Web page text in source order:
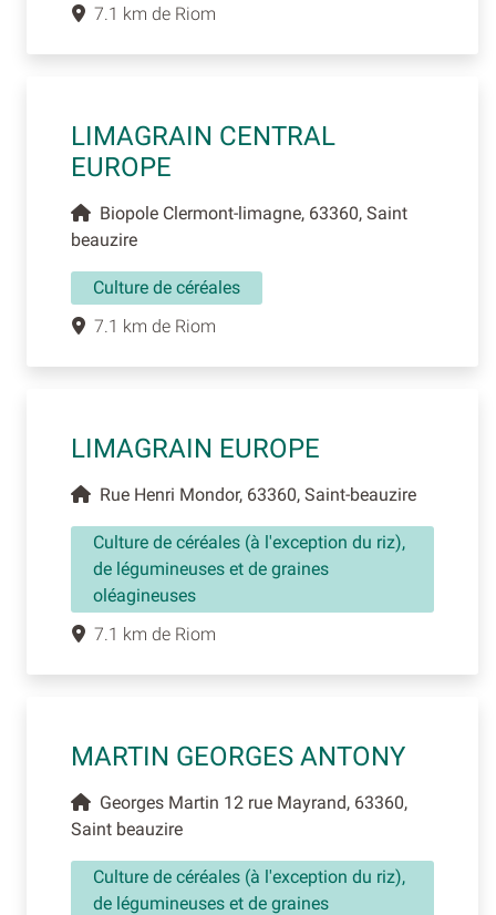
7.1 km de Riom
LIMAGRAIN CENTRAL
EUROPE
Biopole Clermont-limagne, 63360, Saint
beauzire
Culture de céréales
7.1 km de Riom
LIMAGRAIN EUROPE
Rue Henri Mondor, 63360, Saint-beauzire
Culture de céréales (à l'exception du riz),
de légumineuses et de graines
oléagineuses
7.1 km de Riom
MARTIN GEORGES ANTONY
Georges Martin 12 rue Mayrand, 63360,
Saint beauzire
Culture de céréales (à l'exception du riz),
de légumineuses et de graines